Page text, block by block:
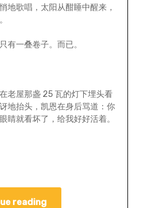
地歌唱，太阳从酣睡中醒来，
有一叠卷子。而已。
老屋那盏 25 瓦的灯下埋头看
地抬头，凯恩在身后骂道：你
睛就看坏了，给我好好活着。
reading